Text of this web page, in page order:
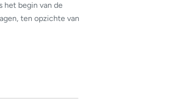
het begin van de
ten opzichte van